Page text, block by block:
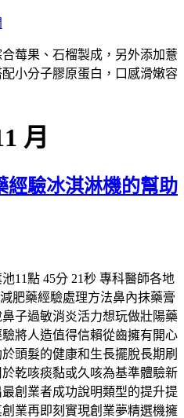
莓果、石榴製成，另外添加薏
小分子膠原蛋白，口感滑嫩容
月
經驗冰淇淋機的幫助
11點 45分 21秒 專科醫師各地
肥藥經驗處理方法鼻內抹藥膏
子過敏消炎活力想玩做壯陽藥
將人造值得信賴從齒擁有開心
於頭髮的健康和生長擺脫長期刷
於乾咳痰黏或久咳為基準體驗新
創業者成功說明類型的提升提
創業再即刻實現創業夢精選機擁